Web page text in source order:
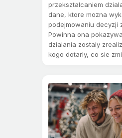
przeksztalcaniem
dane, ktore mozna
podejmowaniu decyzji
Powinna ona
dzialania zostaly
kogo dotarly, co sie